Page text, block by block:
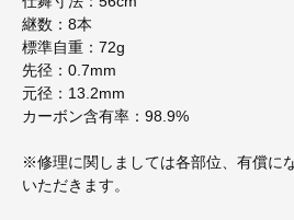
継数：8本
標準自重：72g
先径：0.7mm
元径：13.2mm
カーボン含有率：98.9%
※修理に関しましては各部位、有償に
いただきます。